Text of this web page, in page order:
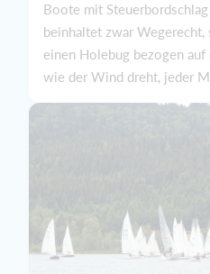
Boote mit
beinhaltet zwar Wegerecht,
einen Holebug bezogen
wie der Wind dreht, jeder